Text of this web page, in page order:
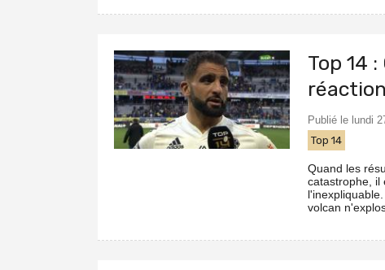
Top 14
Publié le lundi
Top 14
Quand les
catastrophe, il
volcan